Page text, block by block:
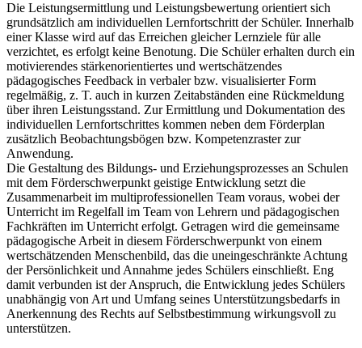
Die Leistungsermittlung und Leistungsbewertung orientiert sich
grundsätzlich am individuellen Lernfortschritt der Schüler. Innerhalb
einer Klasse wird auf das Erreichen gleicher Lernziele für alle
verzichtet, es erfolgt keine Benotung. Die Schüler erhalten durch ein
motivierendes stärkenorientiertes und wertschätzendes
pädagogisches Feedback in verbaler bzw. visualisierter Form
regelmäßig, z. T. auch in kurzen Zeitabständen eine Rückmeldung
über ihren Leistungsstand. Zur Ermittlung und Dokumentation des
individuellen Lernfortschrittes kommen neben dem Förderplan
zusätzlich Beobachtungsbögen bzw. Kompetenzraster zur
Anwendung.
Die Gestaltung des Bildungs- und Erziehungsprozesses an Schulen
mit dem Förderschwerpunkt geistige Entwicklung setzt die
Zusammenarbeit im multiprofessionellen Team voraus, wobei der
Unterricht im Regelfall im Team von Lehrern und pädagogischen
Fachkräften im Unterricht erfolgt. Getragen wird die gemeinsame
pädagogische Arbeit in diesem Förderschwerpunkt von einem
wertschätzenden Menschenbild, das die uneingeschränkte Achtung
der Persönlichkeit und Annahme jedes Schülers einschließt. Eng
damit verbunden ist der Anspruch, die Entwicklung jedes Schülers
unabhängig von Art und Umfang seines Unterstützungsbedarfs in
Anerkennung des Rechts auf Selbstbestimmung wirkungsvoll zu
unterstützen.